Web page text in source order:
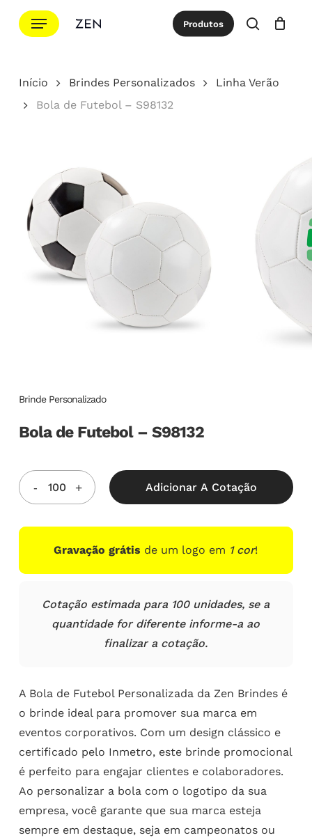
para
principal
Menu Produtos
procurar
Cotação Close
Início Brindes Personalizados
Linha Verão
Bola de Futebol – S98132
Brinde Personalizado
Bola de Futebol – S98132
Adicionar A Cotação
Gravação grátis de um logo em 1 cor!
Cotação estimada para 100 unidades, se a
quantidade for diferente informe-a ao
finalizar a cotação.
A Bola de Futebol Personalizada da Zen Brindes é
o brinde ideal para promover sua marca em
eventos corporativos. Com um design clássico e
certificado pelo Inmetro, este brinde promocional
é perfeito para engajar clientes e colaboradores.
Ao personalizar a bola com o logotipo da sua
empresa, você garante que sua marca esteja
sempre em destaque, seja em campeonatos ou